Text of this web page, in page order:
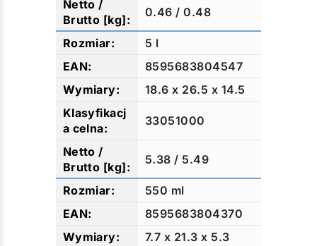
0.46 / 0.48
5 l
8595683804547
18.6 x 26.5 x 14.5
33051000
5.38 / 5.49
550 ml
8595683804370
7.7 x 21.3 x 5.3